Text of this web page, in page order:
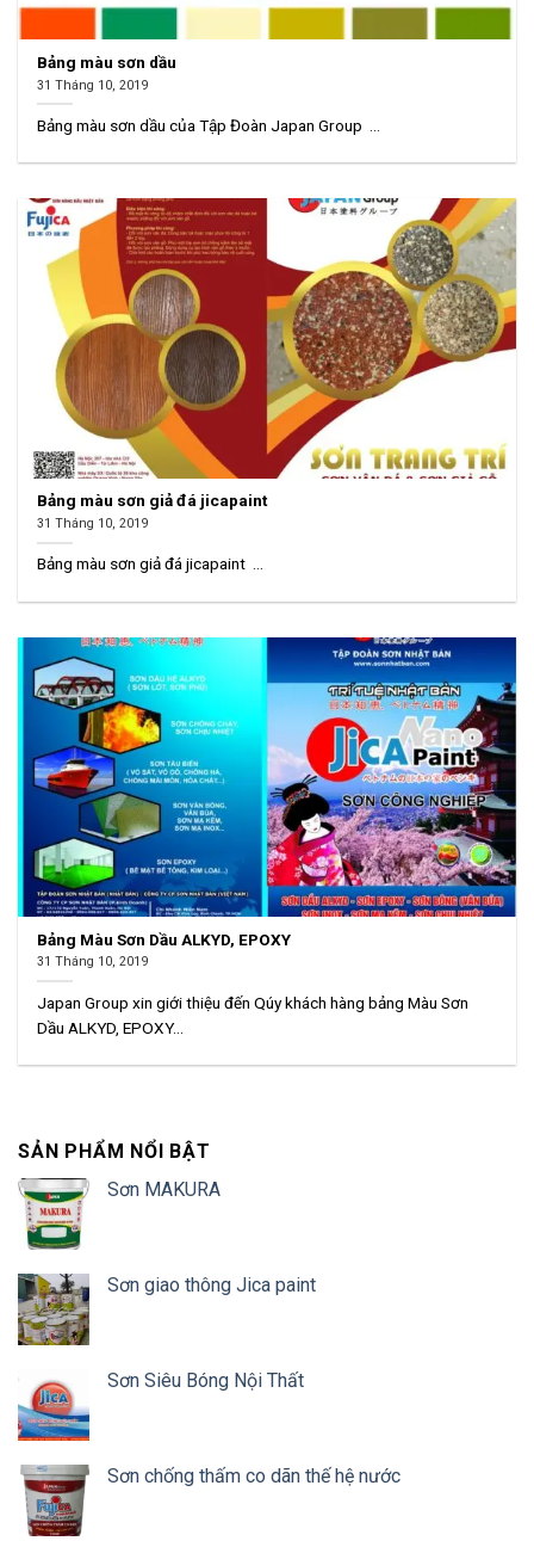
Bảng màu sơn dầu
31 Tháng 10, 2019
Bảng màu sơn dầu của Tập Đoàn Japan Group ...
Bảng màu sơn giả đá jicapaint
31 Tháng 10, 2019
Bảng màu sơn giả đá jicapaint ...
Bảng Màu Sơn Dầu ALKYD, EPOXY
31 Tháng 10, 2019
Japan Group xin giới thiệu đến Qúy khách hàng bảng Màu Sơn
Dầu ALKYD, EPOXY...
SẢN PHẨM NỔI BẬT
Sơn MAKURA
Sơn giao thông Jica paint
Sơn Siêu Bóng Nội Thất
Sơn chống thấm co dãn thế hệ nước